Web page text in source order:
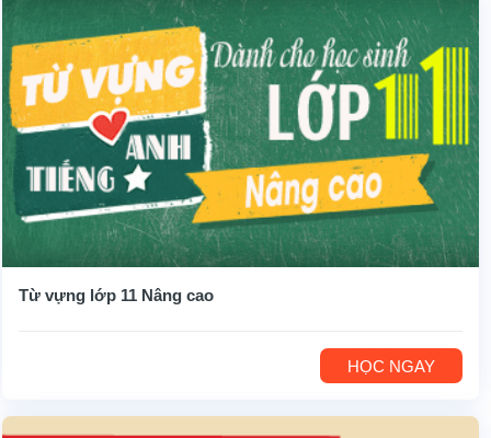
Từ vựng lớp 11 Nâng cao
HỌC NGAY